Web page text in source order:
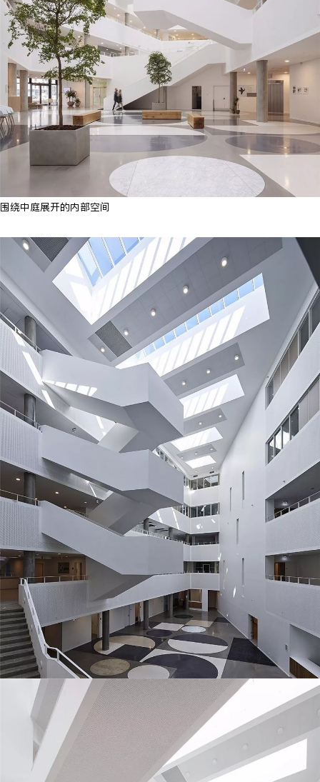
围绕中庭展开的内部空间